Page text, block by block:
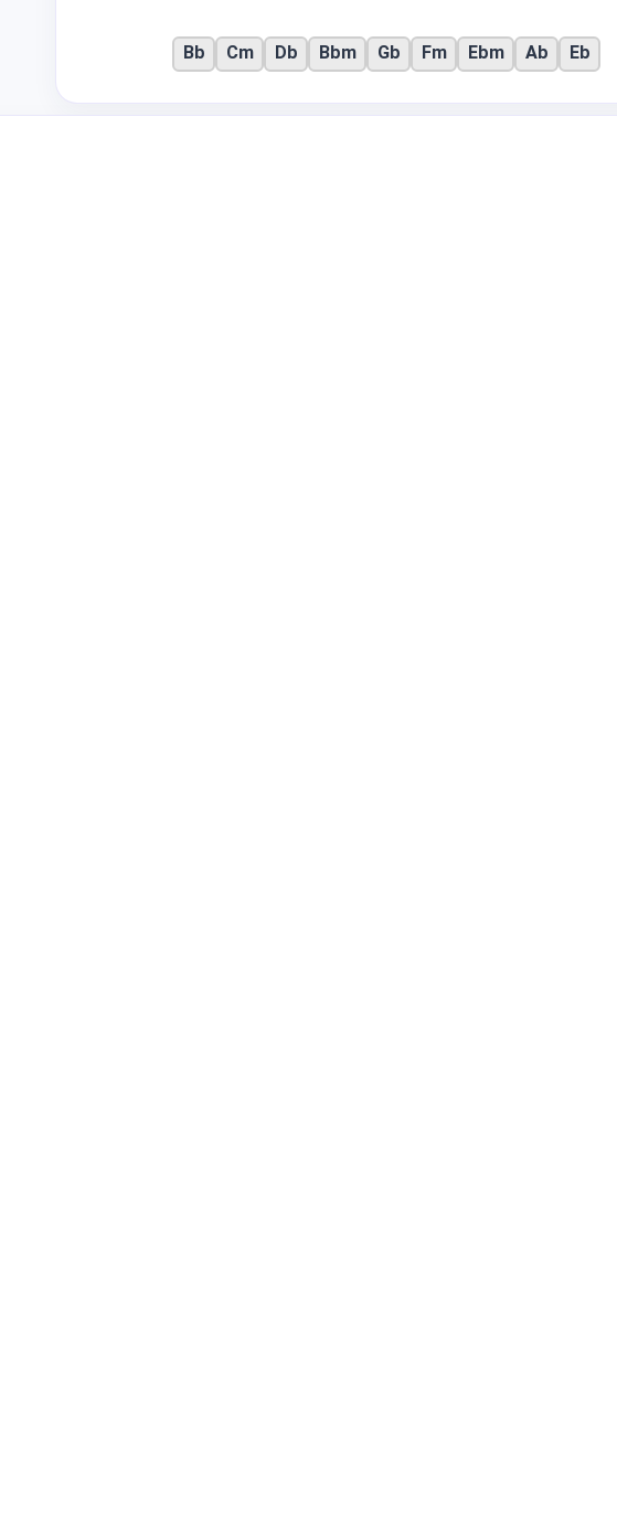
Eb
Ab
Ebm
Fm
Gb
Bbm
Db
Cm
Bb